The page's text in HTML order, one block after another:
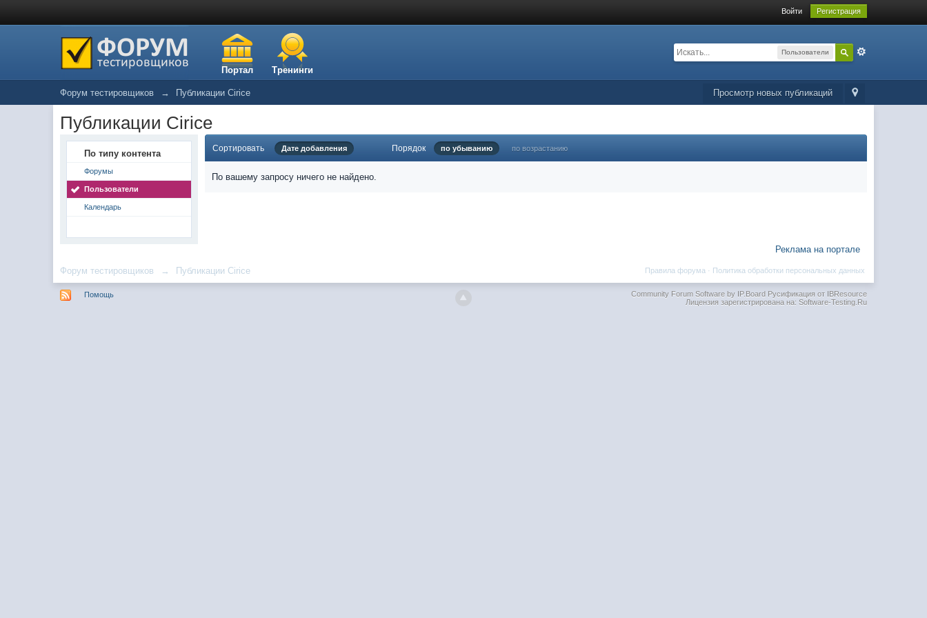
Войти Регистрация
Портал Тренинги
Пользователи
Просмотр новых публикаций
Форум тестировщиков → Публикации Cirice
Публикации Cirice
По типу контента
Форумы
Пользователи
Календарь
Сортировать Дате добавления Порядок по убыванию по возрастанию
По вашему запросу ничего не найдено.
Реклама на портале
Форум тестировщиков → Публикации Cirice Политика обработки персональных данных
Правила форума ·
Помощь Community Forum Software by IP.BoardРусификация от IBResource
Лицензия зарегистрирована на: Software-Testing.Ru